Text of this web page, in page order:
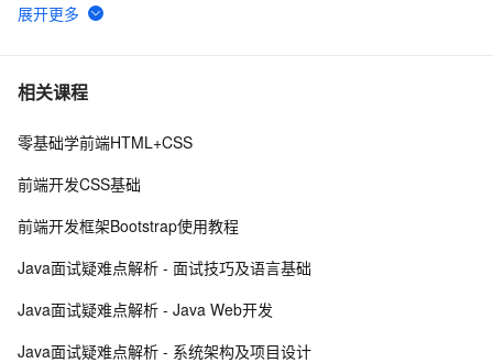
6
《智能前端技术与实践》——第 2 章 前端开发基础 ——
7 前端常见的HTTP状态码
8 前端可观测性的宣讲-1022
址？（in docker）
10前端组件之Bootstrap与Ant design of Vue
相关课程
零基础学前端HTML+CSS
前端开发CSS基础
前端开发框架Bootstrap使用教程
Java面试疑难点解析 - 面试技巧及语言基础
Java面试疑难点解析 - Java Web开发
Java面试疑难点解析 - 系统架构及项目设计